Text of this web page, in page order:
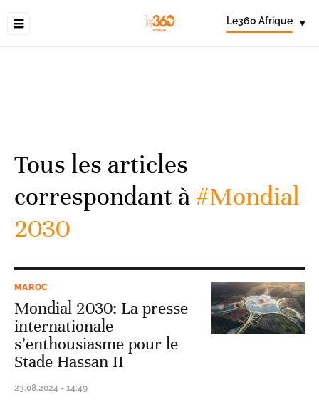
Le360 Afrique ▾
Tous les articles
correspondant à#Mondial
2030
MAROC
Mondial 2030: La presse
internationale
s’enthousiasme pour le
Stade Hassan II
23.08.2024 - 14:49